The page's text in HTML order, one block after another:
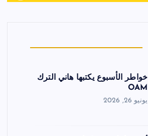
خواطر الأسبوع يكتبها هاني الترك
OAM
يونيو 26, 2026